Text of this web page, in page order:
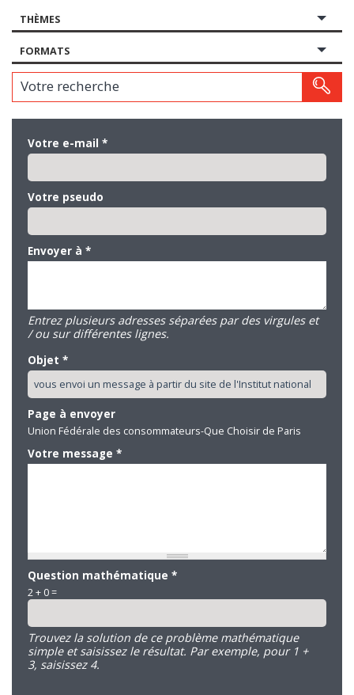
THÈMES
FORMATS
Votre recherche
Votre e-mail *
Votre pseudo
Envoyer à *
Entrez plusieurs adresses séparées par des virgules et
/ ou sur différentes lignes.
Objet *
Page à envoyer
Union Fédérale des consommateurs-Que Choisir de Paris
Votre message *
Question mathématique *
2 + 0 =
Trouvez la solution de ce problème mathématique
simple et saisissez le résultat. Par exemple, pour 1 +
3, saisissez 4.